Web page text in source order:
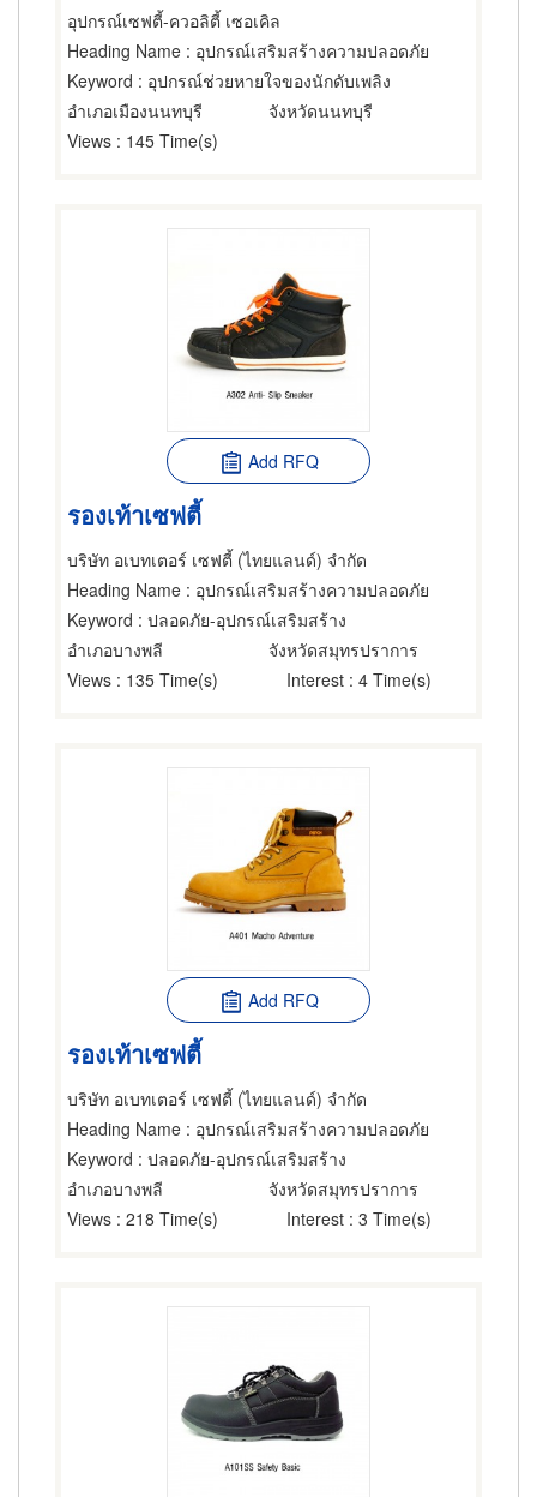
อุปกรณ์เซฟตี้-ควอลิตี้ เซอเคิล
Heading Name : อุปกรณ์เสริมสร้างความปลอดภัย
Keyword : อุปกรณ์ช่วยหายใจของนักดับเพลิง
อำเภอเมืองนนทบุรี
จังหวัดนนทบุรี
Views : 145 Time(s)
Add RFQ
รองเท้าเซฟตี้
บริษัท อเบทเตอร์ เซฟตี้ (ไทยแลนด์) จำกัด
Heading Name : อุปกรณ์เสริมสร้างความปลอดภัย
Keyword : ปลอดภัย-อุปกรณ์เสริมสร้าง
อำเภอบางพลี
จังหวัดสมุทรปราการ
Views : 135 Time(s) Interest : 4 Time(s)
Add RFQ
รองเท้าเซฟตี้
บริษัท อเบทเตอร์ เซฟตี้ (ไทยแลนด์) จำกัด
Heading Name : อุปกรณ์เสริมสร้างความปลอดภัย
Keyword : ปลอดภัย-อุปกรณ์เสริมสร้าง
อำเภอบางพลี
จังหวัดสมุทรปราการ
Views : 218 Time(s) Interest : 3 Time(s)